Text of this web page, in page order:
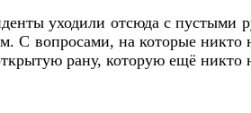
уходили отсюда с
С вопросами, на которые
рану, которую ещё никто